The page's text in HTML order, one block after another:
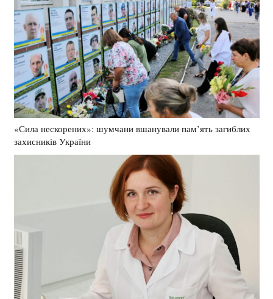
«Сила нескорених»: шумчани вшанували пам’ять загиблих
захисників України